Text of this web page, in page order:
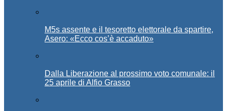
M5s assente e il tesoretto elettorale da spartire,
Asero: «Ecco cos’è accaduto»
Dalla Liberazione al prossimo voto comunale: il
25 aprile di Alfio Grasso